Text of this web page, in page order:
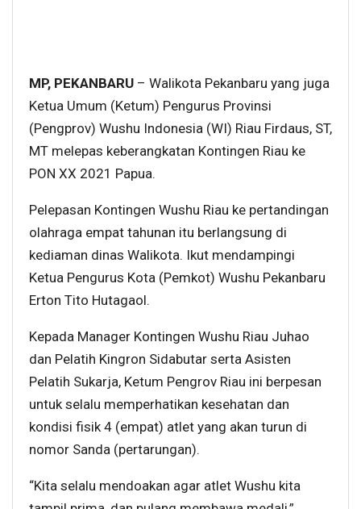
MP, PEKANBARU – Walikota Pekanbaru yang juga
Ketua Umum (Ketum) Pengurus Provinsi
(Pengprov) Wushu Indonesia (WI) Riau Firdaus, ST,
MT melepas keberangkatan Kontingen Riau ke
PON XX 2021 Papua.
Pelepasan Kontingen Wushu Riau ke pertandingan
olahraga empat tahunan itu berlangsung di
kediaman dinas Walikota. Ikut mendampingi
Ketua Pengurus Kota (Pemkot) Wushu Pekanbaru
Erton Tito Hutagaol.
Kepada Manager Kontingen Wushu Riau Juhao
dan Pelatih Kingron Sidabutar serta Asisten
Pelatih Sukarja, Ketum Pengrov Riau ini berpesan
untuk selalu memperhatikan kesehatan dan
kondisi fisik 4 (empat) atlet yang akan turun di
nomor Sanda (pertarungan).
“Kita selalu mendoakan agar atlet Wushu kita